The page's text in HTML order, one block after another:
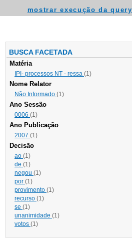
mostrar execução da query
BUSCA FACETADA
Matéria
IPI- processos NT - ressa (1)
Nome Relator
Não Informado (1)
Ano Sessão
0006 (1)
Ano Publicação
2007 (1)
Decisão
ao (1)
de (1)
negou (1)
por (1)
provimento (1)
recurso (1)
se (1)
unanimidade (1)
votos (1)